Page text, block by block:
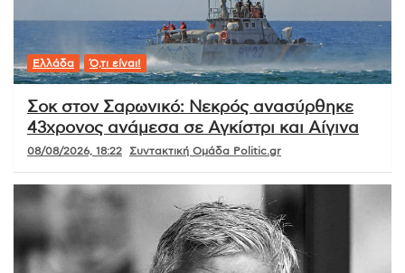
Ελλάδα Ό,τι είναι!
Σοκ στον Σαρωνικό: Νεκρός ανασύρθηκε
43χρονος ανάμεσα σε Αγκίστρι και Αίγινα
08/08/2026, 18:22 Συντακτική Ομάδα Politic.gr